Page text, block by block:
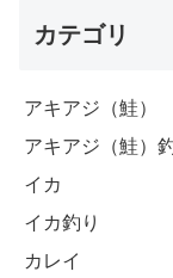
カテゴリ
アキアジ（鮭）
アキアジ（鮭）
イカ
イカ釣り
カレイ